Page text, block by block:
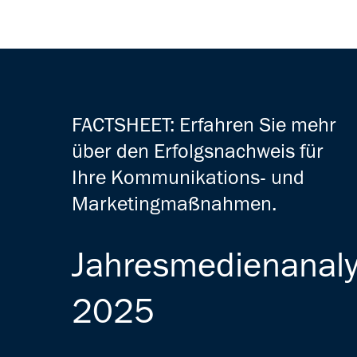
FACTSHEET: Erfahren Sie mehr
über den Erfolgsnachweis für
Ihre Kommunikations- und
Marketingmaßnahmen.
2025